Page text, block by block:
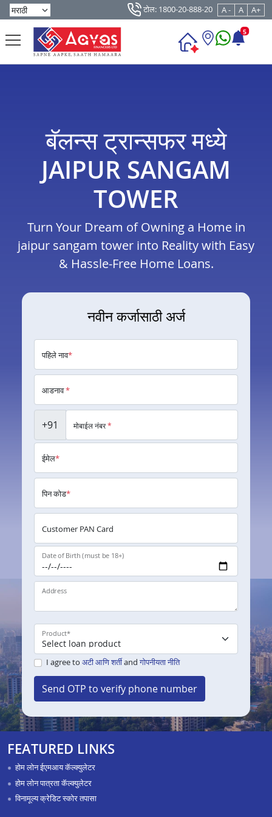
टोल: 1800-20-888-20 A - A A+
5
बॅलन्स ट्रान्सफर मध्ये
JAIPUR SANGAM
TOWER
Turn Your Dream of Owning a Home in
jaipur sangam tower into Reality with Easy
& Hassle-Free Home Loans.
नवीन कर्जासाठी अर्ज
पहिले नाव*
आडनाव*
+91 मोबाईल नंबर*
ईमेल*
पिन कोड*
Customer PAN Card
Date of Birth (must be 18+)
Address
Product*
I agree to अटी आणि शर्तीand गोपनीयता नीति
Send OTP to verify phone number
FEATURED LINKS
होम लोन ईएमआय कॅल्क्युलेटर
होम लोन पात्रता कॅल्क्युलेटर
विनामूल्य क्रेडिट स्कोर तपासा